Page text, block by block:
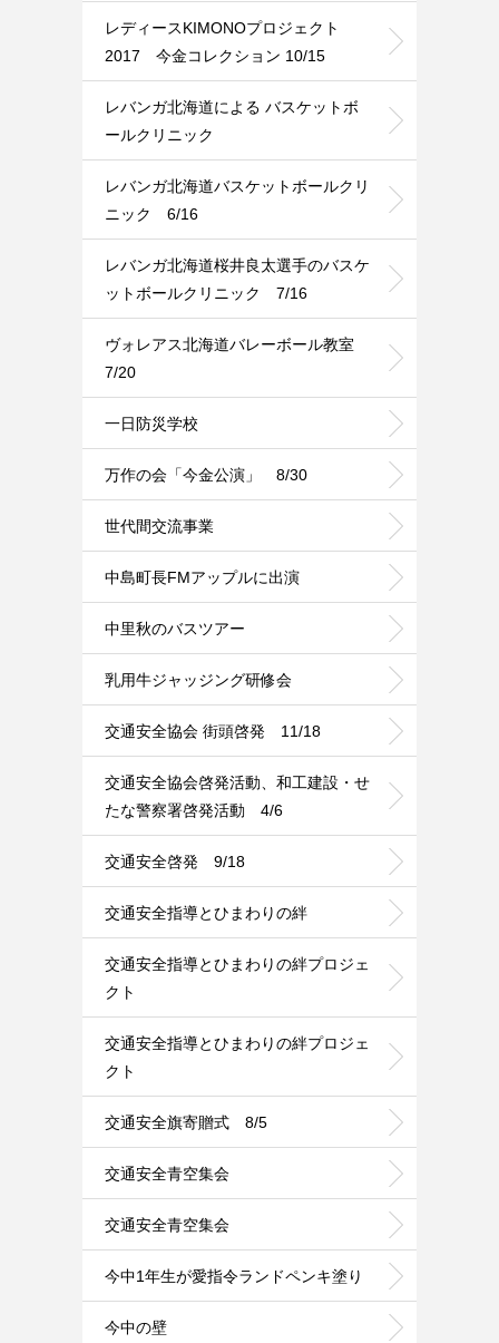
レディースKIMONOプロジェクト
2017 今金コレクション 10/15
レバンガ北海道による バスケットボ
ールクリニック
レバンガ北海道バスケットボールクリ
ニック 6/16
レバンガ北海道桜井良太選手のバスケ
ットボールクリニック 7/16
ヴォレアス北海道バレーボール教室
7/20
一日防災学校
万作の会「今金公演」 8/30
世代間交流事業
中島町長FMアップルに出演
中里秋のバスツアー
乳用牛ジャッジング研修会
交通安全協会 街頭啓発 11/18
交通安全協会啓発活動、和工建設・せ
たな警察署啓発活動 4/6
交通安全啓発 9/18
交通安全指導とひまわりの絆
交通安全指導とひまわりの絆プロジェ
クト
交通安全指導とひまわりの絆プロジェ
クト
交通安全旗寄贈式 8/5
交通安全青空集会
交通安全青空集会
今中1年生が愛指令ランドペンキ塗り
今中の壁